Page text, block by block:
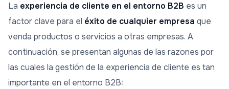
La experiencia de cliente en el entorno B2B es un
factor clave para el éxito de cualquier empresa que
venda productos o servicios a otras empresas. A
continuación, se presentan algunas de las razones por
las cuales la gestión de la experiencia de cliente es tan
importante en el entorno B2B: